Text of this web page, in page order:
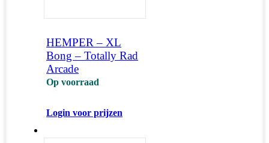
HEMPER – XL
Bong – Totally Rad
Arcade
Op voorraad
Login voor prijzen